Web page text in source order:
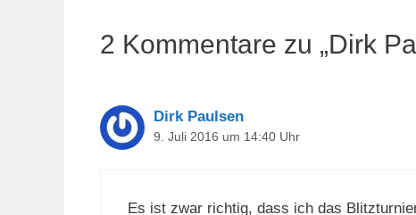
2 Kommentare zu „Dirk
Dirk Paulsen
9. Juli 2016 um 14:40 Uhr
Es ist zwar richtig, dass ich das